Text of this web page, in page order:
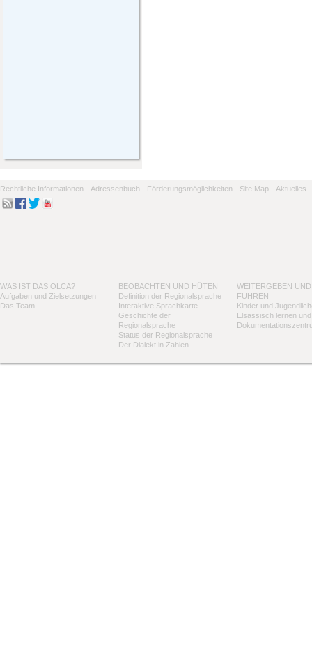
Rechtliche Informationen - Adressenbuch - Förderungsmöglichkeiten - Site Map - Aktuelles -
WAS IST DAS OLCA?
Aufgaben und Zielsetzungen
Das Team
BEOBACHTEN UND HÜTEN
Definition der Regionalsprache
Interaktive Sprachkarte
Geschichte der
Regionalsprache
Status der Regionalsprache
Der Dialekt in Zahlen
WEITERGEBEN UND
FÜHREN
Kinder und
Elsässisch lernen